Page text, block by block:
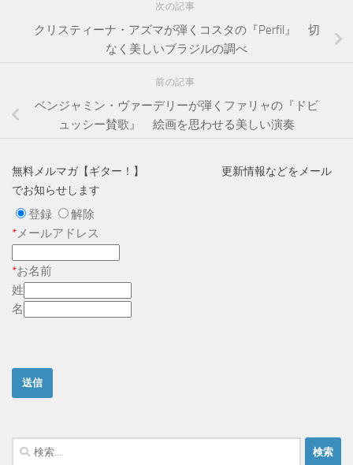
次の記事
クリスティーナ・アズマが弾くコスタの『Perfil』 切
なく美しいブラジルの調べ
前の記事
ベンジャミン・ヴァーデリーが弾くファリャの『ドビ
ュッシー賛歌』 絵画を思わせる美しい演奏
無料メルマガ【ギター！】 更新情報などをメール
でお知らせします
登録
解除
* メールアドレス
*お名前
姓
名
検